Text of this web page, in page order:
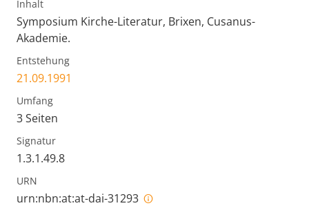
Inhalt
Symposium Kirche-Literatur, Brixen, Cusanus-
Akademie.
Entstehung
21.09.1991
Umfang
3 Seiten
Signatur
1.3.1.49.8
URN
urn:nbn:at:at-dai-31293